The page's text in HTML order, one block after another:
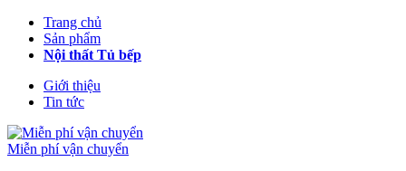
Trang chủ
Sản phẩm
Nội thất Tủ bếp
Giới thiệu
Tin tức
Miễn phí vận chuyển